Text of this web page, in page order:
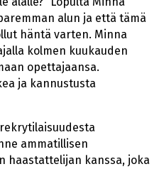
alun ja että tämä
häntä varten. Minna
kolmen kuukauden
opettajaansa.
ja kannustusta
ammatillisen
haastattelijan kanssa, joka